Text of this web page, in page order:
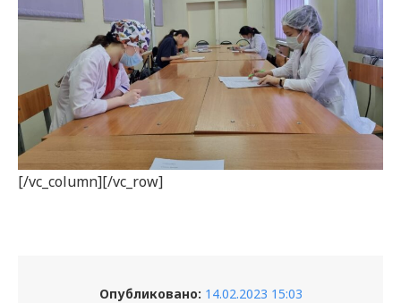
[/vc_column][/vc_row]
Опубликовано: 14.02.2023 15:03